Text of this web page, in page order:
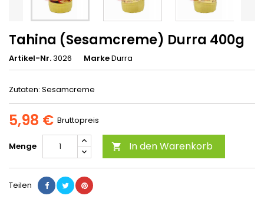
Tahina (Sesamcreme) Durra 400g
Artikel-Nr.3026 MarkeDurra
Zutaten: Sesamcreme
5,98 € Bruttopreis
Menge  In den Warenkorb
Teilen